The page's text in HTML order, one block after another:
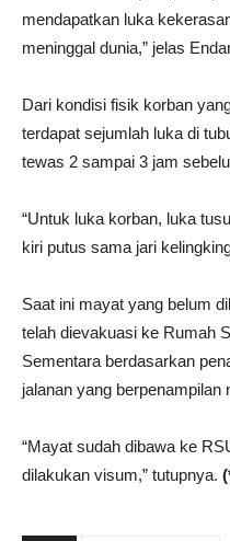
mendapatkan luka
meninggal dunia,” jelas
Dari kondisi fisik korban
terdapat sejumlah luka di
tewas 2 sampai 3 jam
“Untuk luka korban, luka
kiri putus sama jari
Saat ini mayat yang belum
telah dievakuasi ke Rumah
Sementara berdasarkan
jalanan yang berpenampilan
“Mayat sudah dibawa ke
dilakukan visum,” tutupnya.